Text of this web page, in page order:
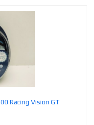
Racing Vision GT